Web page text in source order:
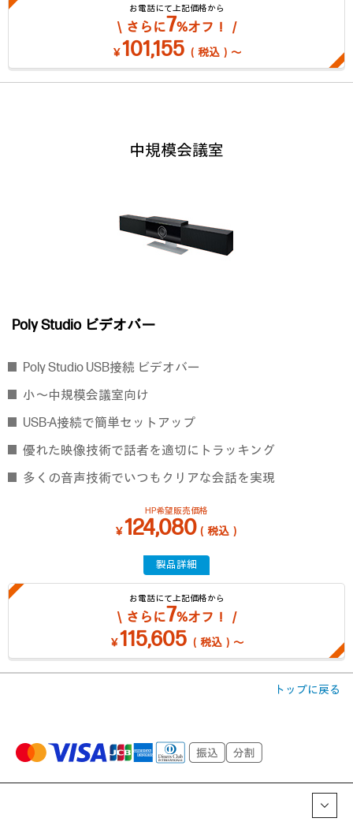
お電話にて上記価格から
＼さらに7%オフ！／
￥101,155 （税込）～
中規模会議室
Poly Studio ビデオバー
Poly Studio USB接続 ビデオバー
小～中規模会議室向け
USB-A接続で簡単セットアップ
優れた映像技術で話者を適切にトラッキング
多くの音声技術でいつもクリアな会話を実現
HP希望販売価格
￥124,080（税込）
製品詳細
お電話にて上記価格から
＼さらに7%オフ！／
￥115,605 （税込）～
トップに戻る